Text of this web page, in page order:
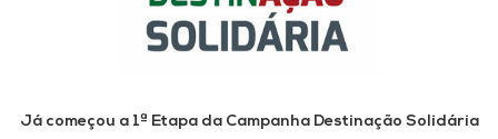
Já começou a 1ª Etapa da Campanha Destinação Solidária